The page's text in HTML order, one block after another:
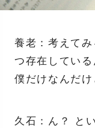
養老：考えて
つ存在してい
僕だけなんだけ
久石：ん？ と